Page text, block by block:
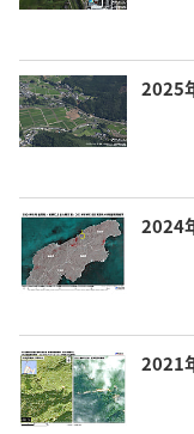
2025
2024
2021